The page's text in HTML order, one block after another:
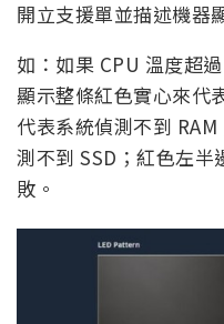
開立支援單並描述機器
如：如果 CPU 溫度超
顯示整條紅色實心來代
代表系統偵測不到
測不到 SSD；紅色左
敗。